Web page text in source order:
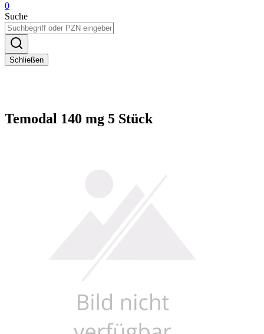
0
Suche
Schließen
Temodal 140 mg 5 Stück